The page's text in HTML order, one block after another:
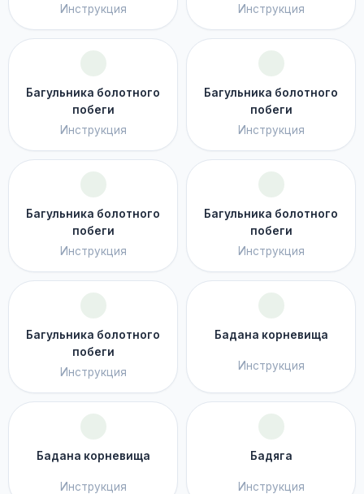
Инструкция Инструкция
Багульника болотного
побеги
Инструкция
Багульника болотного
побеги
Инструкция
Багульника болотного
побеги
Инструкция
Багульника болотного
побеги
Инструкция
Багульника болотного
побеги
Инструкция
Бадана корневища
Инструкция
Бадана корневища
Инструкция
Бадяга
Инструкция